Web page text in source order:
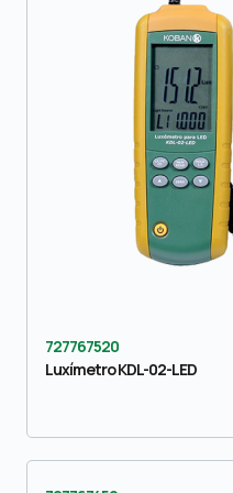
727767520
Luxímetro KDL-02-LED